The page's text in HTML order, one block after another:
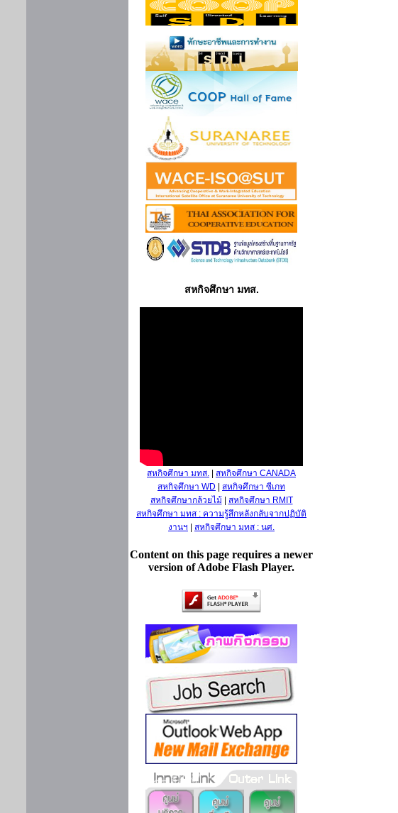
สหกิจศึกษา มทส.
สหกิจศึกษา มทส.
สหกิจศึกษา CANADA
สหกิจศึกษา WD
สหกิจศึกษา ซีเกท
สหกิจศึกษากล้วยไม้
สหกิจศึกษา RMIT
สหกิจศึกษา มทส : ความรู้สึกหลังกลับจากปฏิบัติ
งานฯ
สหกิจศึกษา มทส : นศ.
Content on this page requires a newer
version of Adobe Flash Player.